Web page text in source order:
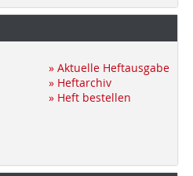
» Aktuelle Heftausgabe
» Heftarchiv
» Heft bestellen